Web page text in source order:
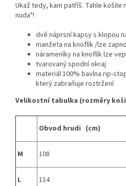
Ukaž tedy, kam patříš. Tahle košile
nuda"!
dvě náprsní kapsy s klopou
manžeta na knoflík /lze
nárameníky na knoflík lze
tvarovaný spodní okraj
materiál 100% bavlna rip-
který zabraňuje roztržení
Velikostní tabulka (rozměry
Obvod hrudi (cm)
M 108
L 114